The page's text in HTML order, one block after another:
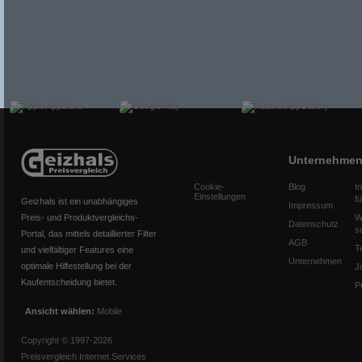
Geizhals ist ein unabhängiges
Preis- und Produktvergleichs-
Portal, das mittels detaillierter Filter
und vielfältiger Features eine
optimale Hilfestellung bei der
Kaufentscheidung bietet.
Ansicht wählen: Mobile
Copyright © 1997-2026
Preisvergleich Internet Services
Cookie-
Einstellungen
Unternehmen
Blog
Impressum
Datenschutz
AGB
Unternehmen